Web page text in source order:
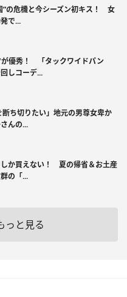
”の危機と今シーズン初キス！ 女
で...
優秀！ 「タックワイドパン
しコーデ...
断ち切りたい」地元の男尊女卑か
んの...
か買えない！ 夏の帰省＆お土産
の「...
っと見る